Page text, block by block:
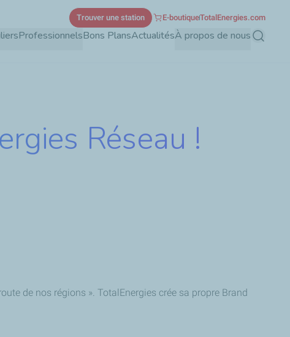
ProfessionnelsBons PlansActualitésÀ propos de nous
Trouver une station E-boutiqueTotalEnergies.com
Réseau !
de nos régions ». TotalEnergies crée sa propre Brand